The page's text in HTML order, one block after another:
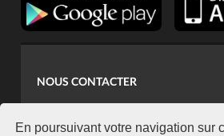
En poursuivant votre navigation sur
NOUS CONTACTER
koaci@yahoo.fr